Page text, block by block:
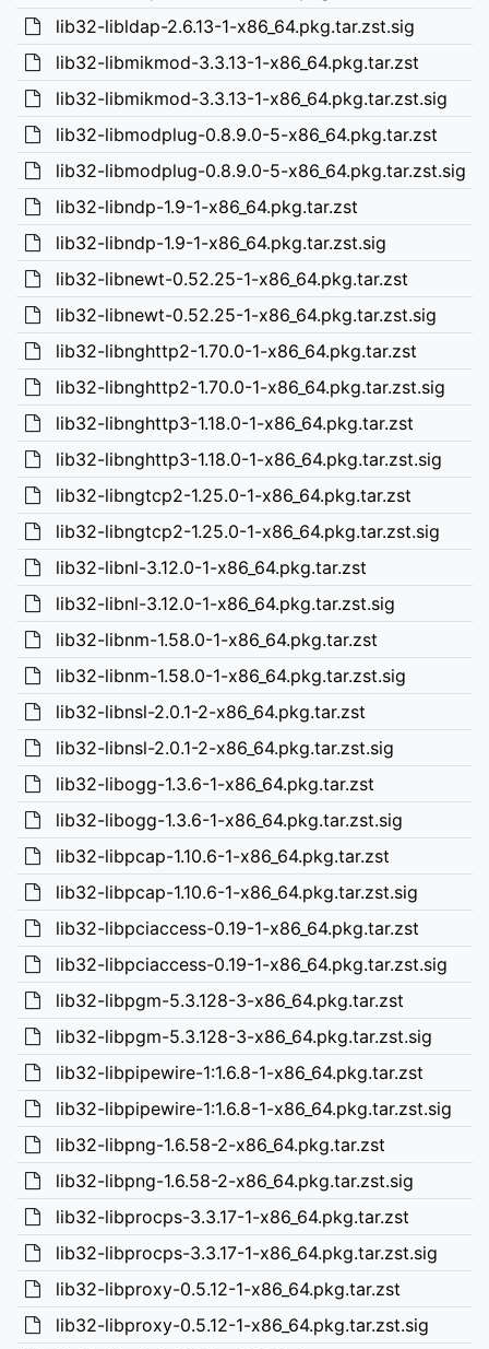
lib32-libldap-2.6.13-1-x86_64.pkg.tar.zst.sig
lib32-libmikmod-3.3.13-1-x86_64.pkg.tar.zst
lib32-libmikmod-3.3.13-1-x86_64.pkg.tar.zst.sig
lib32-libmodplug-0.8.9.0-5-x86_64.pkg.tar.zst
lib32-libmodplug-0.8.9.0-5-x86_64.pkg.tar.zst.sig
lib32-libndp-1.9-1-x86_64.pkg.tar.zst
lib32-libndp-1.9-1-x86_64.pkg.tar.zst.sig
lib32-libnewt-0.52.25-1-x86_64.pkg.tar.zst
lib32-libnewt-0.52.25-1-x86_64.pkg.tar.zst.sig
lib32-libnghttp2-1.70.0-1-x86_64.pkg.tar.zst
lib32-libnghttp2-1.70.0-1-x86_64.pkg.tar.zst.sig
lib32-libnghttp3-1.18.0-1-x86_64.pkg.tar.zst
lib32-libnghttp3-1.18.0-1-x86_64.pkg.tar.zst.sig
lib32-libngtcp2-1.25.0-1-x86_64.pkg.tar.zst
lib32-libngtcp2-1.25.0-1-x86_64.pkg.tar.zst.sig
lib32-libnl-3.12.0-1-x86_64.pkg.tar.zst
lib32-libnl-3.12.0-1-x86_64.pkg.tar.zst.sig
lib32-libnm-1.58.0-1-x86_64.pkg.tar.zst
lib32-libnm-1.58.0-1-x86_64.pkg.tar.zst.sig
lib32-libnsl-2.0.1-2-x86_64.pkg.tar.zst
lib32-libnsl-2.0.1-2-x86_64.pkg.tar.zst.sig
lib32-libogg-1.3.6-1-x86_64.pkg.tar.zst
lib32-libogg-1.3.6-1-x86_64.pkg.tar.zst.sig
lib32-libpcap-1.10.6-1-x86_64.pkg.tar.zst
lib32-libpcap-1.10.6-1-x86_64.pkg.tar.zst.sig
lib32-libpciaccess-0.19-1-x86_64.pkg.tar.zst
lib32-libpciaccess-0.19-1-x86_64.pkg.tar.zst.sig
lib32-libpgm-5.3.128-3-x86_64.pkg.tar.zst
lib32-libpgm-5.3.128-3-x86_64.pkg.tar.zst.sig
lib32-libpipewire-1:1.6.8-1-x86_64.pkg.tar.zst
lib32-libpipewire-1:1.6.8-1-x86_64.pkg.tar.zst.sig
lib32-libpng-1.6.58-2-x86_64.pkg.tar.zst
lib32-libpng-1.6.58-2-x86_64.pkg.tar.zst.sig
lib32-libprocps-3.3.17-1-x86_64.pkg.tar.zst
lib32-libprocps-3.3.17-1-x86_64.pkg.tar.zst.sig
lib32-libproxy-0.5.12-1-x86_64.pkg.tar.zst
lib32-libproxy-0.5.12-1-x86_64.pkg.tar.zst.sig